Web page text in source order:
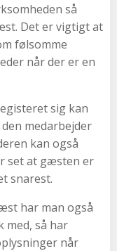
så
Det er vigtigt at
følsomme
når der er en
sig kan
medarbejder
kan også
set at gæsten er
snarest.
har man også
med, så har
når